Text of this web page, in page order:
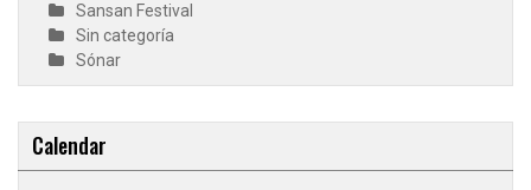
Sansan Festival
Sin categoría
Sónar
Calendar